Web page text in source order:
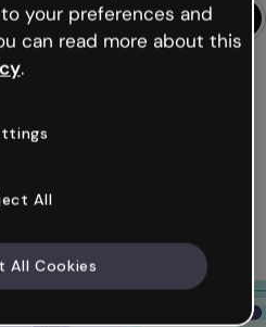
projetos
your preferences and
can read more about this
.
All
All Cookies